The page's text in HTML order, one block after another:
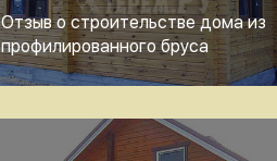
Отзыв о строительстве дома из
профилированного бруса